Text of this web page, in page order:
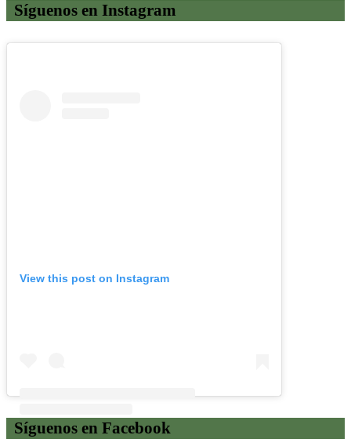
Síguenos en Instagram
View this post on Instagram
Síguenos en Facebook